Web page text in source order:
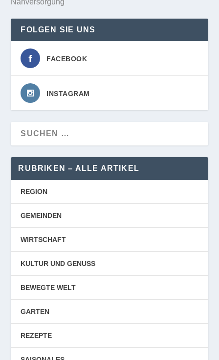
FOLGEN SIE UNS
FACEBOOK
INSTAGRAM
RUBRIKEN – ALLE ARTIKEL
REGION
GEMEINDEN
WIRTSCHAFT
KULTUR UND GENUSS
BEWEGTE WELT
GARTEN
REZEPTE